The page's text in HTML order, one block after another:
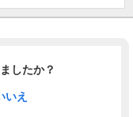
したか？
いえ